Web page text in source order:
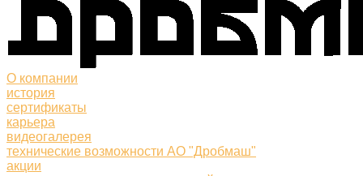
О компании
история
сертификаты
карьера
видеогалерея
технические возможности АО "Дробмаш"
акции